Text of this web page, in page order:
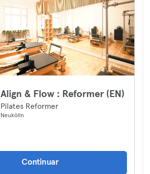
Align & Flow : Reformer (EN)
Pilates Reformer
Neukölln
Continuar